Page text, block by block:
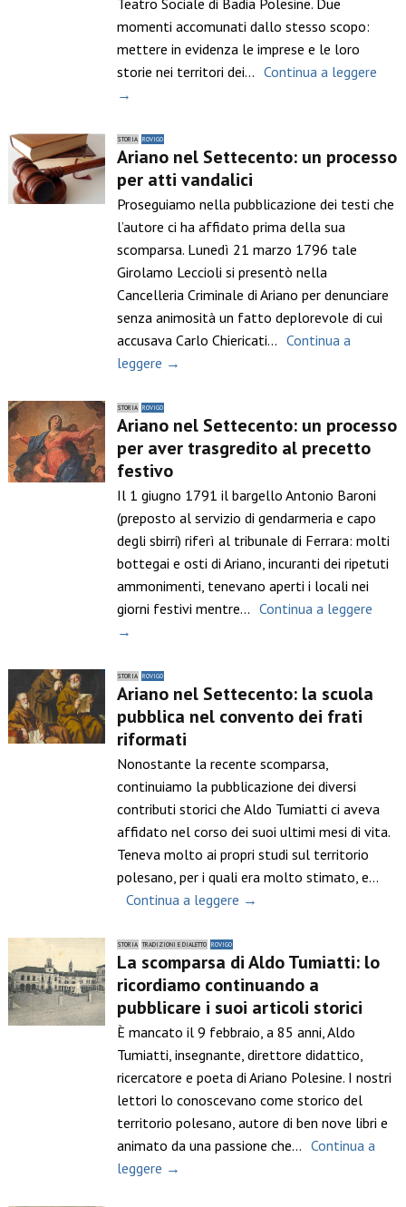
momenti accomunati dallo stesso scopo:
mettere in evidenza le imprese e le loro
storie nei territori dei… Continua a leggere
→
STORIA ROVIGO
Ariano nel Settecento: un processo
per atti vandalici
Proseguiamo nella pubblicazione dei testi che
l’autore ci ha affidato prima della sua
scomparsa. Lunedì 21 marzo 1796 tale
Girolamo Leccioli si presentò nella
Cancelleria Criminale di Ariano per denunciare
senza animosità un fatto deplorevole di cui
accusava Carlo Chiericati… Continua a
leggere →
STORIA ROVIGO
Ariano nel Settecento: un processo
per aver trasgredito al precetto
festivo
Il 1 giugno 1791 il bargello Antonio Baroni
(preposto al servizio di gendarmeria e capo
degli sbirri) riferì al tribunale di Ferrara: molti
bottegai e osti di Ariano, incuranti dei ripetuti
ammonimenti, tenevano aperti i locali nei
giorni festivi mentre… Continua a leggere
→
STORIA ROVIGO
Ariano nel Settecento: la scuola
pubblica nel convento dei frati
riformati
Nonostante la recente scomparsa,
continuiamo la pubblicazione dei diversi
contributi storici che Aldo Tumiatti ci aveva
affidato nel corso dei suoi ultimi mesi di vita.
Teneva molto ai propri studi sul territorio
polesano, per i quali era molto stimato, e…
Continua a leggere →
STORIA TRADIZIONI E DIALETTO ROVIGO
La scomparsa di Aldo Tumiatti: lo
ricordiamo continuando a
pubblicare i suoi articoli storici
È mancato il 9 febbraio, a 85 anni, Aldo
Tumiatti, insegnante, direttore didattico,
ricercatore e poeta di Ariano Polesine. I nostri
lettori lo conoscevano come storico del
territorio polesano, autore di ben nove libri e
animato da una passione che… Continua a
leggere →